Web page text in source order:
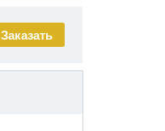
Заказать